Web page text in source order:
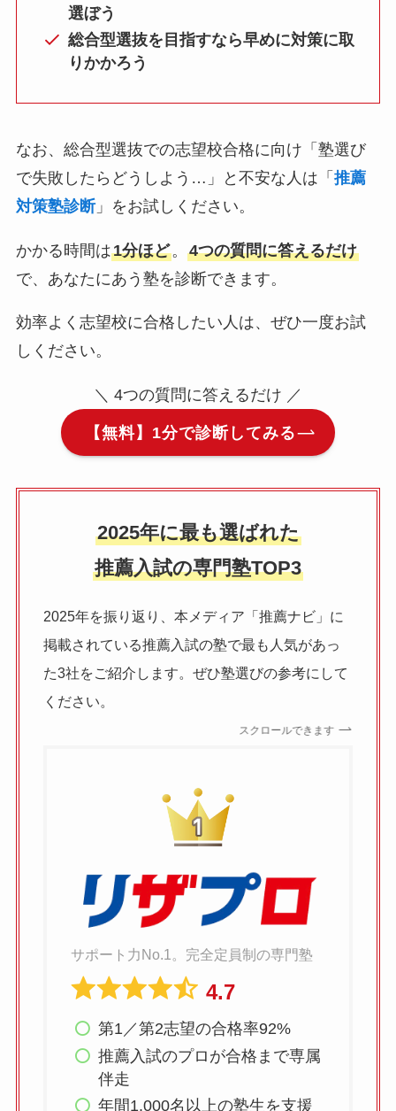
選ぼう
総合型選抜を目指すなら早めに対策に取
りかかろう
なお、総合型選抜での志望校合格に向け「塾選び
で失敗したらどうしよう…」と不安な人は「 推薦
対策塾診断」をお試しください。
かかる時間は1分ほど。 4つの質問に答えるだけ
で、あなたにあう塾を診断できます。
効率よく志望校に合格したい人は、ぜひ一度お試
しください。
＼ 4つの質問に答えるだけ ／
【無料】1分で診断してみる
2025年に最も選ばれた
推薦入試の専門塾TOP3
2025年を振り返り、本メディア「推薦ナビ」に
掲載されている推薦入試の塾で最も人気があっ
た3社をご紹介します。ぜひ塾選びの参考にして
ください。
スクロールできます
サポート力No.1。完全定員制の専門塾
4.7
第1／第2志望の合格率92%
推薦入試のプロが合格まで専属
伴走
年間1,000名以上の塾生を支援